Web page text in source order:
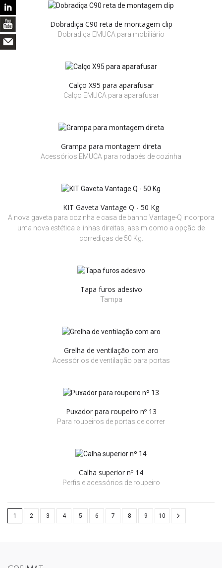
Dobradiça C90 reta de montagem clip
Dobradiça EMUCA para mobiliário
Calço X95 para aparafusar
Calço EMUCA para aparafusar
Grampa para montagem direta
Acessórios EMUCA para rodapés de cozinha
KIT Gaveta Vantage Q - 50 Kg
A nova gaveta para cozinha e casa de banho Vantage-Q incorpora
uma nova estética e linhas direitas, assim como a opção de
corrediças de 50 Kg.
Tapa furos adesivo
Tampa
Grelha de ventilação com aro
Acessórios de ventilação para portas
Puxador para roupeiro nº 13
Para roupeiros de portas de correr
Calha superior nº 14
Perfis e acessórios de roupeiro
1 2 3 4 5 6 7 8 9 10